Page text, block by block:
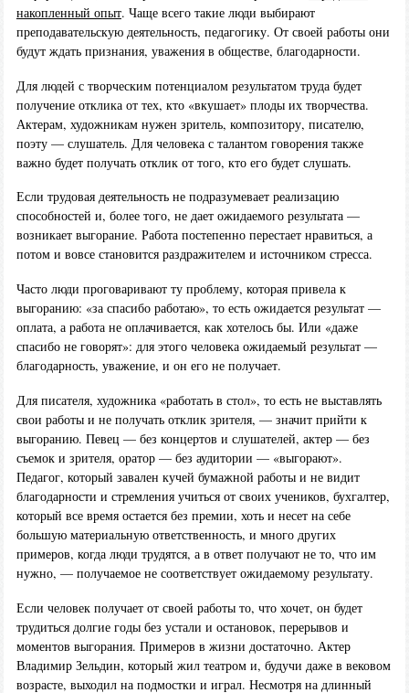
накопленный опыт. Чаще всего такие люди выбирают
преподавательскую деятельность, педагогику. От своей работы они
будут ждать признания, уважения в обществе, благодарности.
Для людей с творческим потенциалом результатом труда будет
получение отклика от тех, кто «вкушает» плоды их творчества.
Актерам, художникам нужен зритель, композитору, писателю,
поэту — слушатель. Для человека с талантом говорения также
важно будет получать отклик от того, кто его будет слушать.
Если трудовая деятельность не подразумевает реализацию
способностей и, более того, не дает ожидаемого результата —
возникает выгорание. Работа постепенно перестает нравиться, а
потом и вовсе становится раздражителем и источником стресса.
Часто люди проговаривают ту проблему, которая привела к
выгоранию: «за спасибо работаю», то есть ожидается результат —
оплата, а работа не оплачивается, как хотелось бы. Или «даже
спасибо не говорят»: для этого человека ожидаемый результат —
благодарность, уважение, и он его не получает.
Для писателя, художника «работать в стол», то есть не выставлять
свои работы и не получать отклик зрителя, — значит прийти к
выгоранию. Певец — без концертов и слушателей, актер — без
съемок и зрителя, оратор — без аудитории — «выгорают».
Педагог, который завален кучей бумажной работы и не видит
благодарности и стремления учиться от своих учеников, бухгалтер,
который все время остается без премии, хоть и несет на себе
большую материальную ответственность, и много других
примеров, когда люди трудятся, а в ответ получают не то, что им
нужно, — получаемое не соответствует ожидаемому результату.
Если человек получает от своей работы то, что хочет, он будет
трудиться долгие годы без устали и остановок, перерывов и
моментов выгорания. Примеров в жизни достаточно. Актер
Владимир Зельдин, который жил театром и, будучи даже в вековом
возрасте, выходил на подмостки и играл. Несмотря на длинный